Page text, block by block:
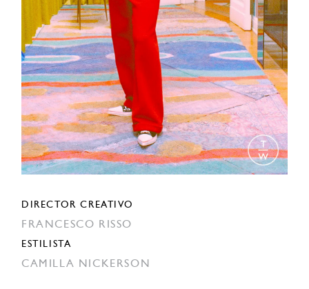
DIRECTOR CREATIVO
FRANCESCO RISSO
ESTILISTA
CAMILLA NICKERSON